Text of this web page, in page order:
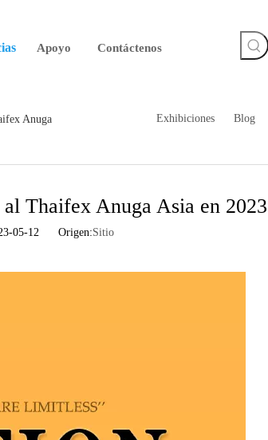
Apoyo Contáctenos
Anuga
Exhibiciones Blog
Thaifex Anuga Asia en 2023
05-12 Origen:Sitio